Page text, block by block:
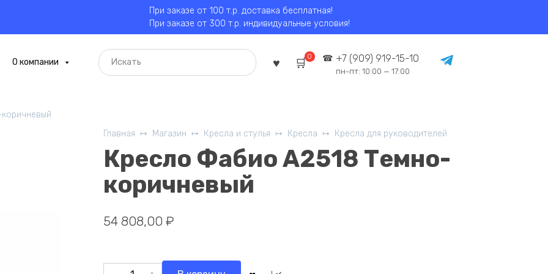
При заказе от 100 т.р. доставка бесплатная!
При заказе от 300 т.р. индивидуальные условия!
О компании
0 +7 (909) 919-15-10
пн-пт: 10:00 — 17:00
Главная
Магазин Кресла и стулья Кресла Кресла для руководителей
Кресло Фабио A2518 Темно-
коричневый
54 808,00 ₽
Количество